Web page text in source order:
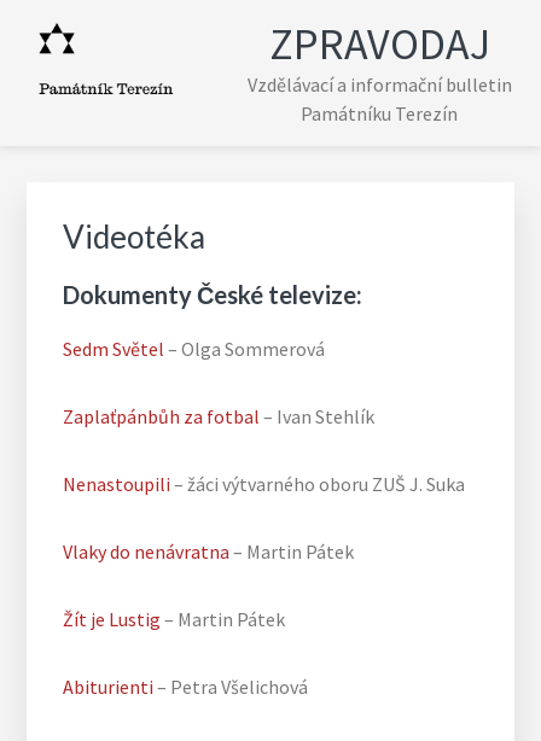
primary
main
primary
footer
ZPRAVODAJ
Vzdělávací a informační bulletin
Památníku Terezín
Videotéka
Dokumenty České televize:
Sedm Světel – Olga Sommerová
Zaplaťpánbůh za fotbal – Ivan Stehlík
Nenastoupili – žáci výtvarného oboru ZUŠ J. Suka
Vlaky do nenávratna – Martin Pátek
Žít je Lustig – Martin Pátek
Abiturienti – Petra Všelichová
Sidebar